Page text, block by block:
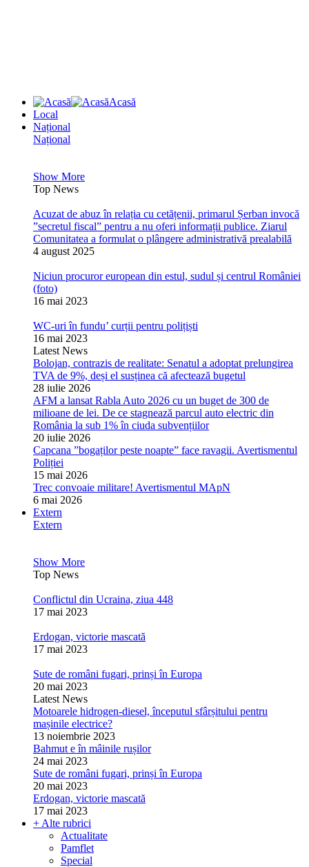
Acasă
Local
Național
Național
Show More
Top News
Acuzat de abuz în relația cu cetățenii, primarul Șerban invocă
”secretul fiscal” pentru a nu oferi informații publice. Ziarul
Comunitatea a formulat o plângere administrativă prealabilă
4 august 2025
Niciun procuror european din estul, sudul și centrul României
(foto)
16 mai 2023
WC-uri în fundu’ curții pentru polițiști
16 mai 2023
Latest News
Bolojan, contrazis de realitate: Senatul a adoptat prelungirea
TVA de 9%, deși el susținea că afectează bugetul
28 iulie 2026
AFM a lansat Rabla Auto 2026 cu un buget de 300 de
milioane de lei. De ce stagnează parcul auto electric din
România la sub 1% în ciuda subvențiilor
20 iulie 2026
Capcana ”bogaților peste noapte” face ravagii. Avertismentul
Poliției
15 mai 2026
Trec convoaie militare! Avertismentul MApN
6 mai 2026
Extern
Extern
Show More
Top News
Conflictul din Ucraina, ziua 448
17 mai 2023
Erdogan, victorie mascată
17 mai 2023
Sute de români fugari, prinși în Europa
20 mai 2023
Latest News
Motoarele hidrogen-diesel, începutul sfârșitului pentru
mașinile electrice?
13 noiembrie 2023
Bahmut e în mâinile rușilor
24 mai 2023
Sute de români fugari, prinși în Europa
20 mai 2023
Erdogan, victorie mascată
17 mai 2023
+ Alte rubrici
Actualitate
Pamflet
Special